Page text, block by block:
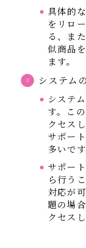
具体的
をリロ
る、ま
似商品
ます。
システム
システ
す。こ
クセス
サポー
多いです
サポー
ら行う
対応が
題の場
クセス